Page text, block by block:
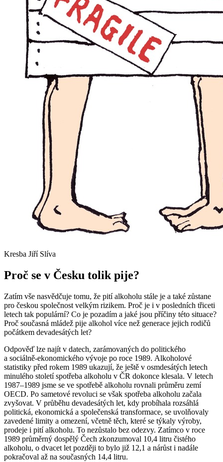
Kresba Jiří Slíva
Proč se v Česku tolik pije?
Zatím vše nasvědčuje tomu, že pití alkoholu stále je a také zůstane
pro českou společnost velkým rizikem. Proč je i v posledních třiceti
letech tak populární? Co je pozadím a jaké jsou příčiny této situace?
Proč současná mládež pije alkohol více než generace jejich rodičů
počátkem devadesátých let?
Odpověď lze najít v datech, zarámovaných do politického
a sociálně-ekonomického vývoje po roce 1989. Alkoholové
statistiky před rokem 1989 ukazují, že ještě v osmdesátých letech
minulého století spotřeba alkoholu v ČR dokonce klesala. V letech
1987–1989 jsme se ve spotřebě alkoholu rovnali průměru zemí
OECD. Po sametové revoluci se však spotřeba alkoholu začala
zvyšovat. V průběhu devadesátých let, kdy probíhala rozsáhlá
politická, ekonomická a společenská transformace, se uvolňovaly
zavedené limity a omezení, včetně těch, které se týkaly výroby,
prodeje i pití alkoholu. To nezůstalo bez odezvy. Zatímco v roce
1989 průměrný dospělý Čech zkonzumoval 10,4 litru čistého
alkoholu, o dvacet let později to bylo již 12,1 a nárůst i nadále
pokračoval až na současných 14,4 litru.